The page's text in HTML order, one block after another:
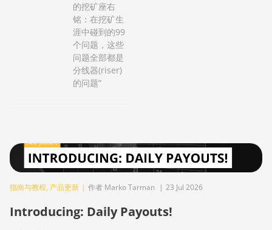
的挖矿座右
铭：在挖矿生
涯中碰到的99
个问题，这些
问题全部都是
分线器(riser)
的问题”
指南与教程, 产品更新 | 作者 Marko Tarman | 23 Jul 2026
Introducing: Daily Payouts!